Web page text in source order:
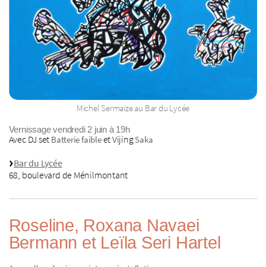
Michel Sermaize au Bar du Lycée
Vernissage vendredi 2 juin à 19h
Avec DJ set Batterie faibleet VijingSaka
Bar du Lycée
68, boulevard de Ménilmontant
Roseline, Roxana Navaei
Bermann et Leïla Seri Hartel